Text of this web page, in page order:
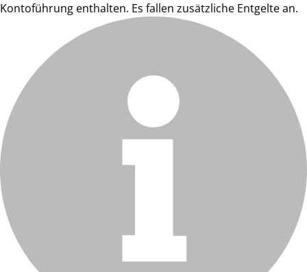
Kontoführung enthalten. Es fallen zusätzliche Entgelte an.